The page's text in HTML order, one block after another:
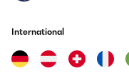
International